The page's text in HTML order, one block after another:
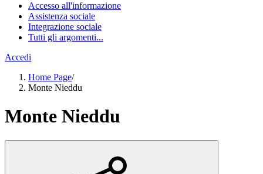
Accesso all'informazione
Assistenza sociale
Integrazione sociale
Tutti gli argomenti...
Accedi
Home Page/
Monte Nieddu
Monte Nieddu